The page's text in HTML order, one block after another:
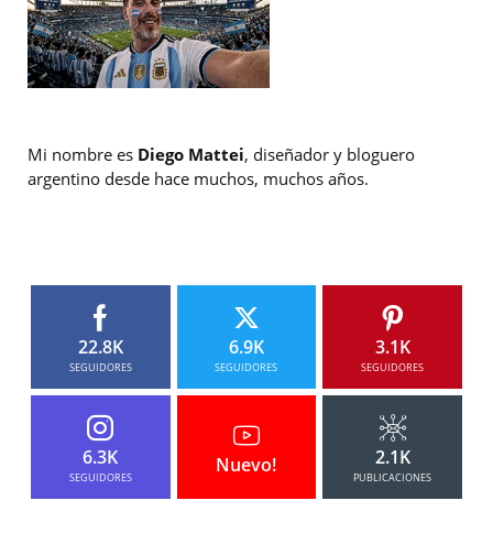
Mi nombre es Diego Mattei, diseñador y bloguero
argentino desde hace muchos, muchos años.
22.8K
SEGUIDORES
6.9K
SEGUIDORES
3.1K
SEGUIDORES
6.3K
SEGUIDORES
Nuevo! 2.1K
PUBLICACIONES